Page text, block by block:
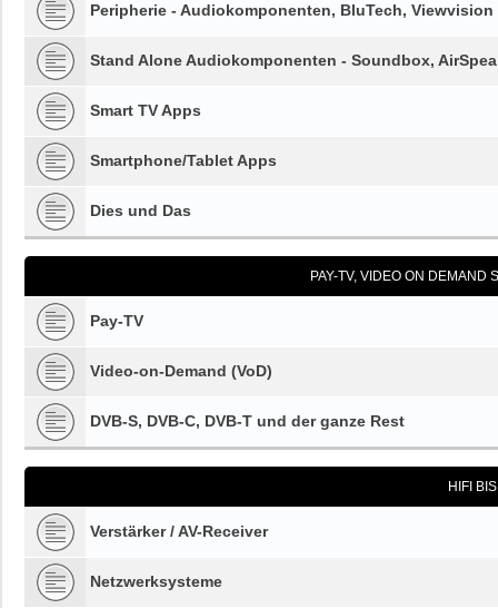
Peripherie - Audiokomponenten, BluTech, Viewvision
Stand Alone Audiokomponenten - Soundbox,
Smart TV Apps
Smartphone/Tablet Apps
Dies und Das
PAY-TV, VIDEO ON DEMAND
Pay-TV
Video-on-Demand (VoD)
DVB-S, DVB-C, DVB-T und der ganze Rest
HIFI
Verstärker / AV-Receiver
Netzwerksysteme